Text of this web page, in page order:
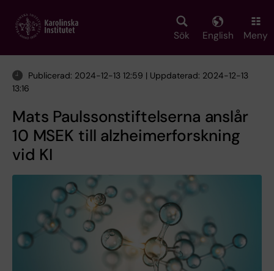
main
Sök English Meny
Publicerad: 2024-12-13 12:59 | Uppdaterad: 2024-12-13
13:16
Mats Paulssonstiftelserna anslår
10 MSEK till alzheimerforskning
vid KI